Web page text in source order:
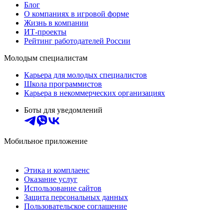
Блог
О компаниях в игровой форме
Жизнь в компании
ИТ-проекты
Рейтинг работодателей России
Молодым специалистам
Карьера для молодых специалистов
Школа программистов
Карьера в некоммерческих организациях
Боты для уведомлений
Мобильное приложение
Этика и комплаенс
Оказание услуг
Использование сайтов
Защита персональных данных
Пользовательское соглашение